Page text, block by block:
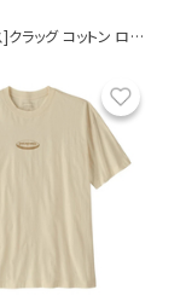
[アークテリクス]クラッグ コットン ロングスリーブ メンズ